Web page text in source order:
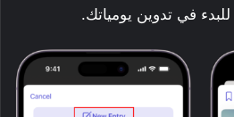
في تدوين يومياتك.